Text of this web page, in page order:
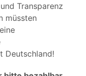
Transparenz
müssten
Deutschland!